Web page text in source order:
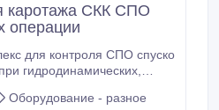
каротажа СКК СПО
операции
для контроля СПО спуско
гидродинамических,
контрольно-
Оборудование - разное